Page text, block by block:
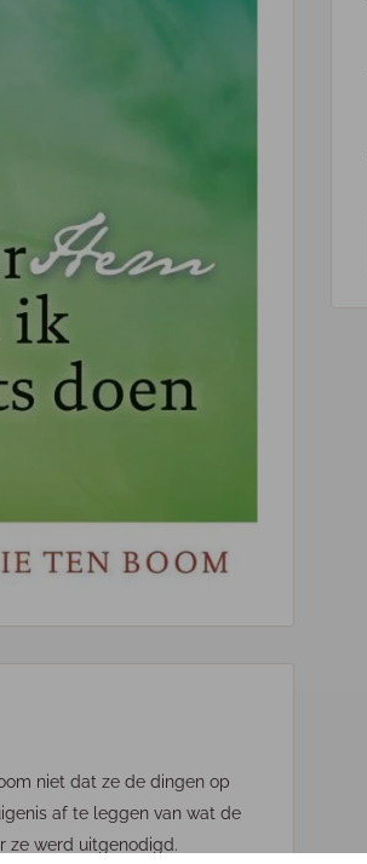
niet dat ze de dingen op
af te leggen van wat de
ze werd uitgenodigd.